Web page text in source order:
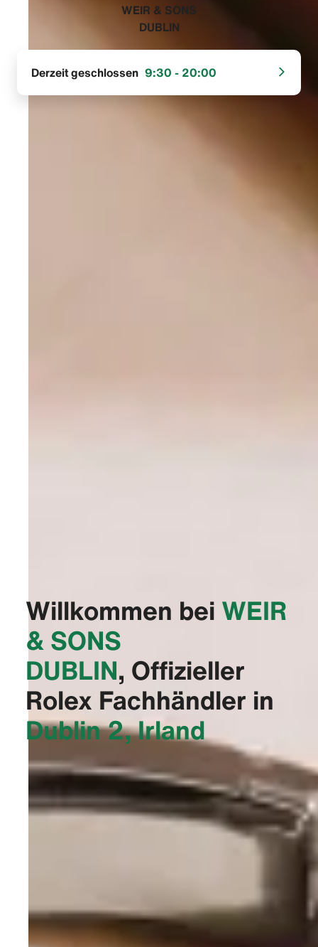
‭WEIR & SONS
DUBLIN‬
Derzeit geschlossen 9:30 - 20:00
Willkommen bei ‭WEIR
& SONS
DUBLIN‬, Offizieller
Rolex Fachhändler in
Dublin 2, Irland